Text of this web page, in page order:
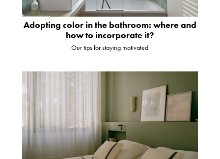
Adopting color in the bathroom: where and
how to incorporate it?
Our tips for staying motivated